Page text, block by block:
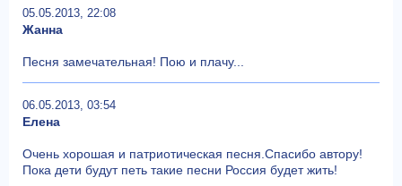
05.05.2013, 22:08
Жанна
Песня замечательная! Пою и плачу...
06.05.2013, 03:54
Елена
Очень хорошая и патриотическая песня.Спасибо автору!
Пока дети будут петь такие песни Россия будет жить!